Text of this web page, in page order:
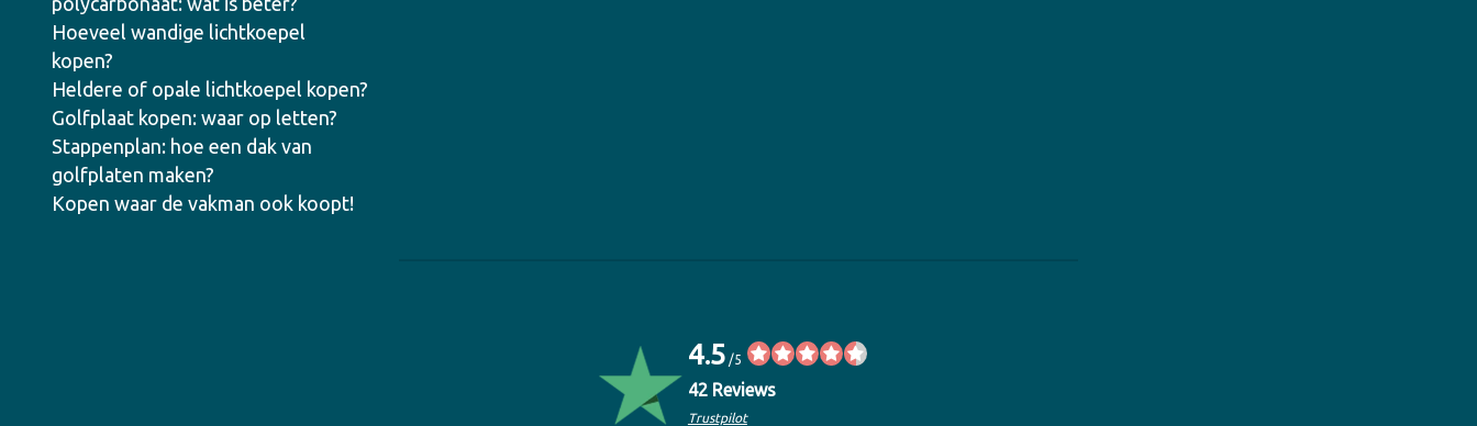
Hoeveel wandige lichtkoepel
kopen?
Heldere of opale lichtkoepel kopen?
Golfplaat kopen: waar op letten?
Stappenplan: hoe een dak van
golfplaten maken?
Kopen waar de vakman ook koopt!
4.5 /5
42 Reviews
Trustpilot